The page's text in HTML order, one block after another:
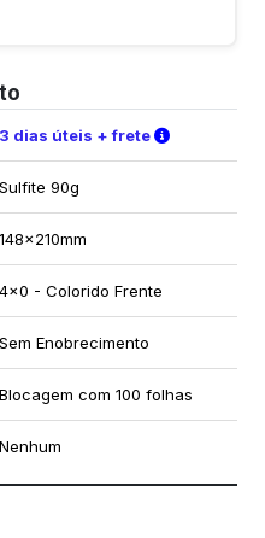
3 dias úteis + frete Verifique
Sulfite 90g
148x210mm
4x0 - Colorido Frente
Sem Enobrecimento
Blocagem com 100 folhas
Nenhum
utilizar os nossos gabaritos